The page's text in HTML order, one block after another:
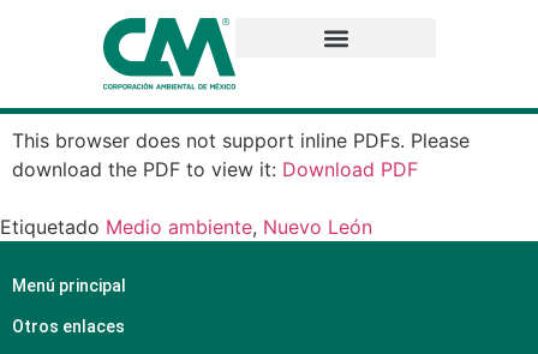
This browser does not support inline PDFs. Please
download the PDF to view it: Download PDF
Etiquetado Medio ambiente, Nuevo León
Menú principal
Otros enlaces